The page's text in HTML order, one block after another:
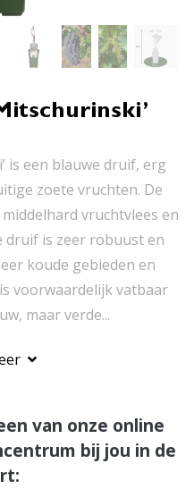
is een blauwe druif, erg
zoete vruchten. De
vruchtvlees en
druif is zeer robuust en
koude gebieden en
voorwaardelijk vatbaar
maar verde...
van onze online
bij jou in de